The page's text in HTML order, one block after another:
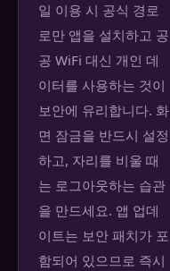
일 이용 시 공식 경로
로만 앱을 설치하고 공
공 WiFi 대신 개인 데
이터를 사용하는 것이
보안에 유리합니다. 화
면 잠금을 반드시 설정
하고, 자리를 비울 때
는 로그아웃하는 습관
을 만드세요. 앱 업데
이트는 보안 패치가 포
함되어 있으므로 즉시